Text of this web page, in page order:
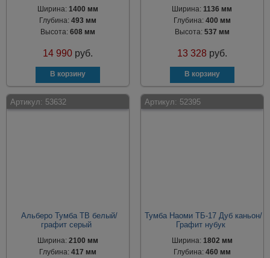
Ширина:1400 мм
Глубина:493 мм
Высота:608 мм
14 990 руб.
Ширина:1136 мм
Глубина: 400 мм
Высота: 537 мм
13 328 руб.
Артикул: 53632
Альберо Тумба ТВ белый/
графит серый
Ширина:2100 мм
Глубина:417 мм
Артикул: 52395
Тумба Наоми ТБ-17 Дуб каньон/
Графит нубук
Ширина: 1802 мм
Глубина: 460 мм